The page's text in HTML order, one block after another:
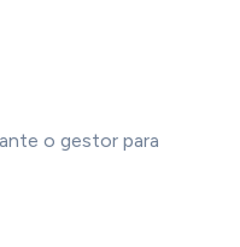
o gestor para